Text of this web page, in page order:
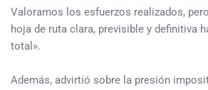
Valoramos los esfuerzos realizados,
hoja de ruta clara, previsible y definitiva
total».
Además, advirtió sobre la presión